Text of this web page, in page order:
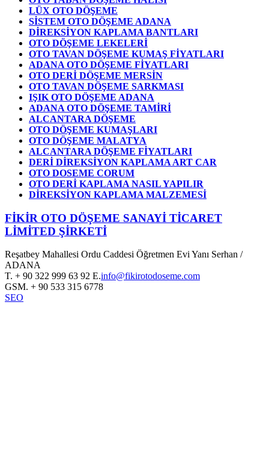
LÜX OTO DÖŞEME
SİSTEM OTO DÖŞEME ADANA
DİREKSİYON KAPLAMA BANTLARI
OTO DÖŞEME LEKELERİ
OTO TAVAN DÖŞEME KUMAŞ FİYATLARI
ADANA OTO DÖŞEME FİYATLARI
OTO DERİ DÖŞEME MERSİN
OTO TAVAN DÖŞEME SARKMASI
IŞIK OTO DÖŞEME ADANA
ADANA OTO DÖŞEME TAMİRİ
ALCANTARA DÖŞEME
OTO DÖŞEME KUMAŞLARI
OTO DÖŞEME MALATYA
ALCANTARA DÖŞEME FİYATLARI
DERİ DİREKSİYON KAPLAMA ART CAR
OTO DOSEME CORUM
OTO DERİ KAPLAMA NASIL YAPILIR
DİREKSİYON KAPLAMA MALZEMESİ
FİKİR OTO DÖŞEME SANAYİ TİCARET
LİMİTED ŞİRKETİ
Reşatbey Mahallesi Ordu Caddesi Öğretmen Evi Yanı Serhan /
ADANA
T. + 90 322 999 63 92 E.info@fikirotodoseme.com
GSM. + 90 533 315 6778
SEO